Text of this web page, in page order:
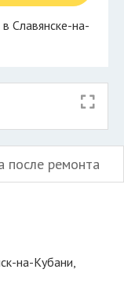
Славянске-на-
после ремонта
на-Кубани,